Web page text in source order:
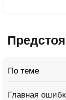
По теме
Главная